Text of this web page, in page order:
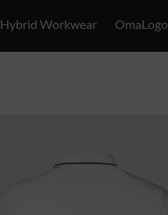
Hybrid Workwear OmaLogo